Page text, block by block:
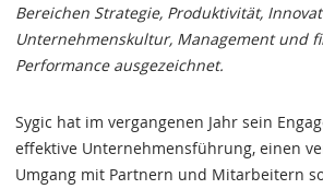
Bereichen Strategie, Produktivität,
Unternehmenskultur, Management und
Performance ausgezeichnet.
Sygic hat im vergangenen Jahr sein
effektive Unternehmensführung, einen
Umgang mit Partnern und Mitarbeitern